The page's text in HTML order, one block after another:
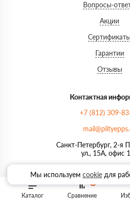
Каталог Сравнение
Вопросы-
Акции
Сертификаты
Гарантии
Отзывы
Контактная
+7 (812) 309-
Санкт-Петербург, 2-я
ул., 15А, офис
до 21:00
Мы в соц.
Мы используем cookieдля